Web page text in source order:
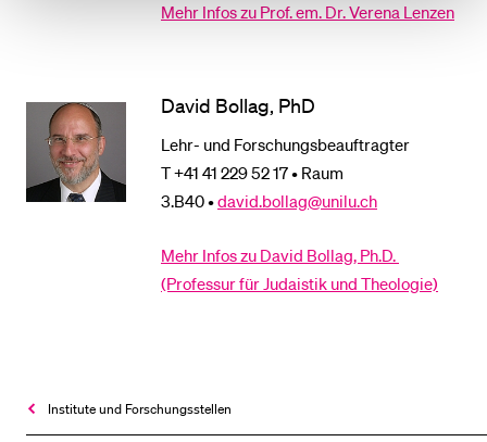
Institute und Forschungsstellen
Mehr Infos zu Prof. em. Dr. Verena Lenzen
David Bollag, PhD
Lehr- und Forschungsbeauftragter
T +41 41 229 52 17 • Raum
3.B40 •david.bollag@unilu.ch
Mehr Infos zu David Bollag, Ph.D.
(Professur für Judaistik und Theologie)